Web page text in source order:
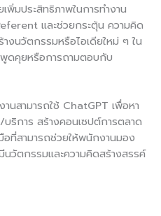
พิ่มประสิทธิภาพในการทำงาน
และช่วยกระตุ้น ความคิด
งนวัตกรรมหรือไอเดียใหม่ ๆ ใน
ดคุยหรือการถามตอบกับ
นสามารถใช้ ChatGPT เพื่อหา
ริการ สร้างคอนเซปต์การตลาด
ที่สามารถช่วยให้พนักงานมอง
นวัตกรรมและความคิดสร้างสรรค์